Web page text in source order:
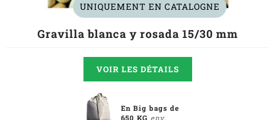
UNIQUEMENT EN CATALOGNE
Gravilla blanca y rosada 15/30 mm
VOIR LES DÉTAILS
En Big bags de
650 KG env.